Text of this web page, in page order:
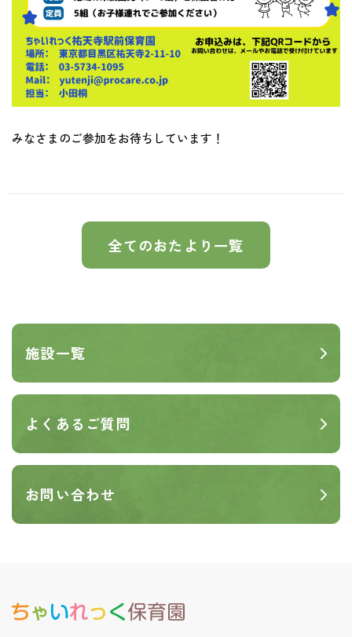
みなさまのご参加をお待ちしています！
全てのおたより一覧
施設一覧
よくあるご質問
お問い合わせ